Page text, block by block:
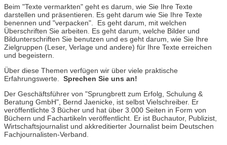
Beim "Texte vermarkten" geht es darum, wie Sie Ihre Texte
darstellen und präsentieren. Es geht darum wie Sie Ihre Texte
benennen und "verpacken". Es geht darum, mit welchen
Überschriften Sie arbeiten. Es geht darum, welche Bilder und
Bildunterschriften Sie benutzen und es geht darum, wie Sie Ihre
Zielgruppen (Leser, Verlage und andere) für Ihre Texte erreichen
und begeistern.
Über diese Themen verfügen wir über viele praktische
Erfahrungswerte.
Sprechen Sie uns an!
Der Geschäftsführer von "Sprungbrett zum Erfolg, Schulung &
Beratung GmbH", Bernd Jaenicke, ist selbst Vielschreiber. Er
veröffentlichte 3 Bücher und hat über 3.000 Seiten in Form von
Büchern und Fachartikeln veröffentlicht. Er ist Buchautor, Publizist,
Wirtschaftsjournalist und akkreditierter Journalist beim Deutschen
Fachjournalisten-Verband.